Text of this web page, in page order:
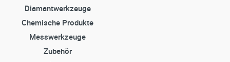
Diamantwerkzeuge
Chemische Produkte
Messwerkzeuge
Zubehör